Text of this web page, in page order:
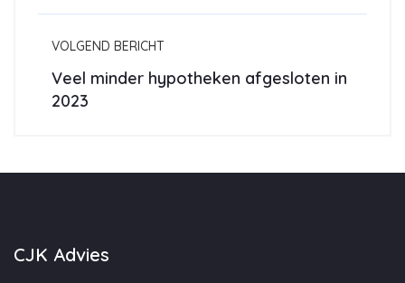
VOLGEND BERICHT
Veel minder hypotheken afgesloten in
2023
CJK Advies